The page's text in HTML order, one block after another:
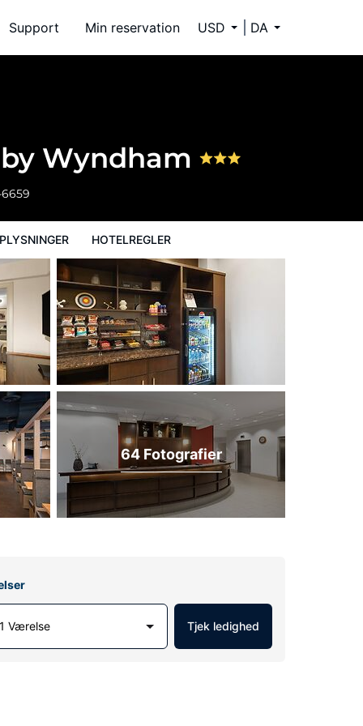
Support Min reservation USD DA
Wyndham
HOTELREGLER
64 Fotografier
1 Værelse Tjek ledighed